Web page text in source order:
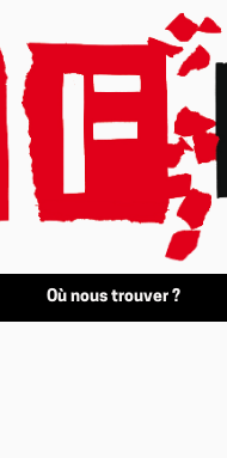
Où nous trouver ?